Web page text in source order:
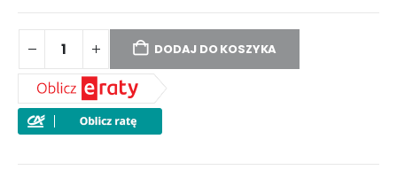
DODAJ DO KOSZYKA